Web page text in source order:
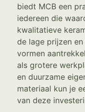
biedt MCB een
iedereen die
kwalitatieve
de lage prijzen
vormen
als grotere
en duurzame
materiaal kun je
van deze